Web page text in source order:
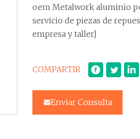
oem Metalwork aluminio
servicio de piezas de
empresa y taller]
COMPARTIR
Enviar Consulta